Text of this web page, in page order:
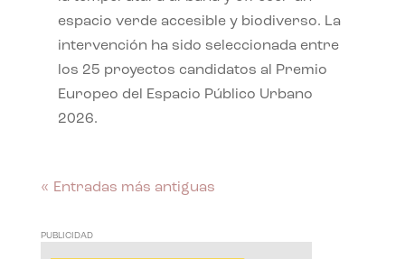
espacio verde accesible y biodiverso. La
intervención ha sido seleccionada entre
los 25 proyectos candidatos al Premio
Europeo del Espacio Público Urbano
2026.
« Entradas más antiguas
PUBLICIDAD